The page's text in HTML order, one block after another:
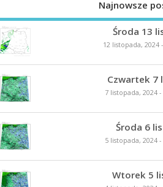
Najnowsze
Środa 13
12 listopada, 2024-
Czwartek 7
7 listopada, 2024-
Środa 6
5 listopada, 2024-
Wtorek 5